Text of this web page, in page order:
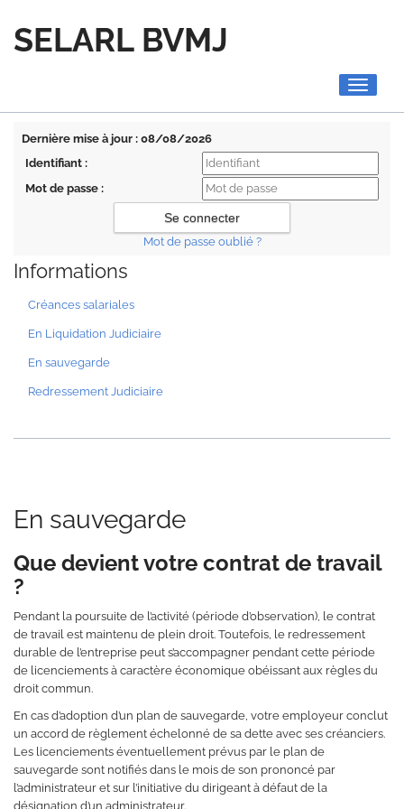
SELARL BVMJ
Toggle
Dernière mise à jour : 08/08/2026
Identifiant :
Mot de passe :
Mot de passe oublié ?
Informations
Créances salariales
En Liquidation Judiciaire
En sauvegarde
Redressement Judiciaire
En sauvegarde
Que devient votre contrat de travail
?
Pendant la poursuite de l’activité (période d’observation), le contrat
de travail est maintenu de plein droit. Toutefois, le redressement
durable de l’entreprise peut s’accompagner pendant cette période
de licenciements à caractère économique obéissant aux règles du
droit commun.
En cas d’adoption d’un plan de sauvegarde, votre employeur conclut
un accord de règlement échelonné de sa dette avec ses créanciers.
Les licenciements éventuellement prévus par le plan de
sauvegarde sont notifiés dans le mois de son prononcé par
l’administrateur et sur l’initiative du dirigeant à défaut de la
désignation d’un administrateur.